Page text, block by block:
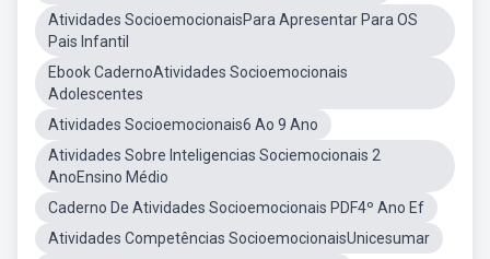
Atividades SocioemocionaisPara Apresentar Para OS
Pais Infantil
Ebook CadernoAtividades Socioemocionais
Adolescentes
Atividades Socioemocionais6 Ao 9 Ano
Atividades Sobre Inteligencias Sociemocionais 2
AnoEnsino Médio
Caderno De Atividades Socioemocionais PDF4º Ano Ef
Atividades Competências SocioemocionaisUnicesumar